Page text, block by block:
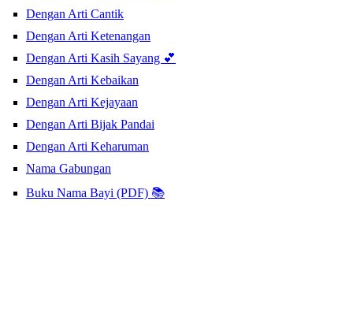
Dengan Arti Cantik
Dengan Arti Ketenangan
Dengan Arti Kasih Sayang 💕
Dengan Arti Kebaikan
Dengan Arti Kejayaan
Dengan Arti Bijak Pandai
Dengan Arti Keharuman
Nama Gabungan
Buku Nama Bayi (PDF) 📚